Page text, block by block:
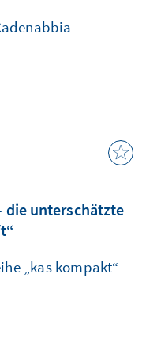
die unterschätzte
„kas kompakt“